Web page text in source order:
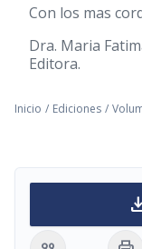
Con los mas
Dra. Maria
Editora.
Inicio / Ediciones /